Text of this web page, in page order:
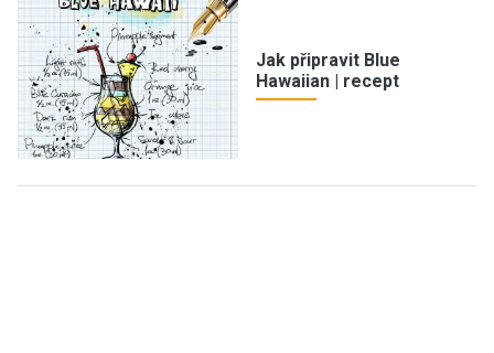
Jak připravit Blue
Hawaiian | recept